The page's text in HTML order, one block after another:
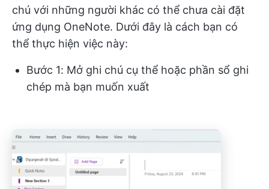
chú với những người khác có thể chưa cài đặt
ứng dụng OneNote. Dưới đây là cách bạn có
thể thực hiện việc này:
Bước 1: Mở ghi chú cụ thể hoặc phần sổ ghi
chép mà bạn muốn xuất